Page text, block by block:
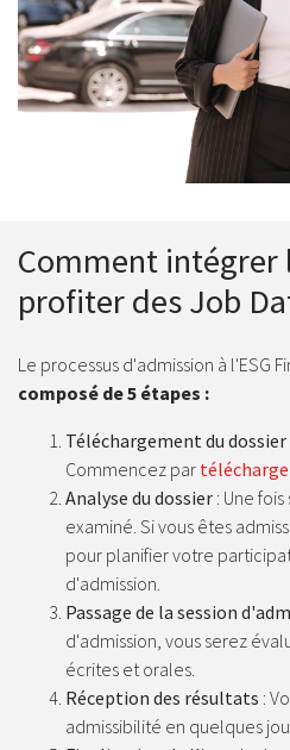
Comment intégrer
profiter des Job
Le processus d'admission à l'ESG
composé de 5 étapes :
Téléchargement du
Commencez par
Analyse du dossier : Une
examiné. Si vous êtes
pour planifier votre
d'admission.
Passage de la session
d'admission, vous serez
écrites et orales.
Réception des résultats :
admissibilité en quelques